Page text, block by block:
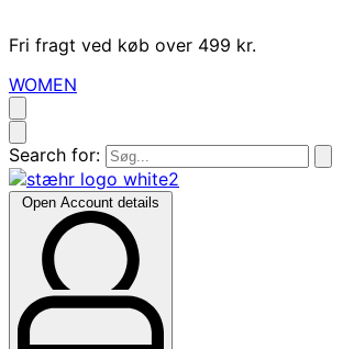
Fri fragt ved køb over 499 kr.
WOMEN
Search for:
Open Account details